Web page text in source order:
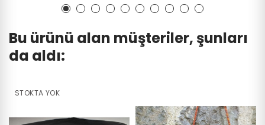
Bu ürünü alan müşteriler, şunları
da aldı:
STOKTA YOK